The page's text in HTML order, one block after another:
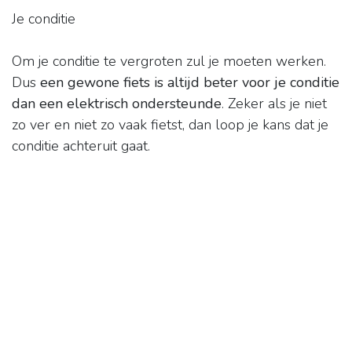
Je conditie
Om je conditie te vergroten zul je moeten werken.
Dus een gewone fiets is altijd beter voor je conditie
dan een elektrisch ondersteunde. Zeker als je niet
zo ver en niet zo vaak fietst, dan loop je kans dat je
conditie achteruit gaat.